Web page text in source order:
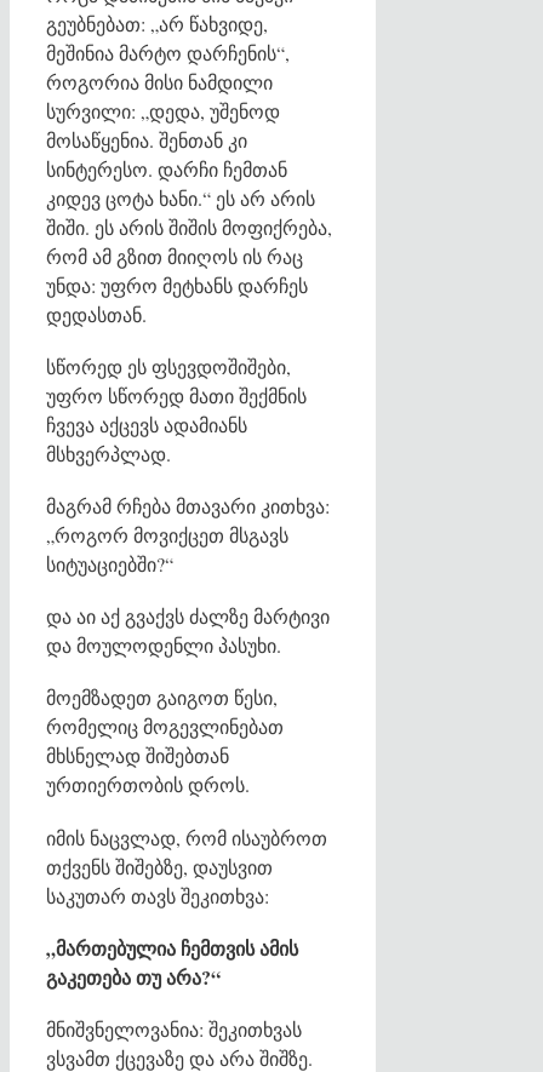
გეუბნებათ: „არ წახვიდე,
მეშინია მარტო დარჩენის“,
როგორია მისი ნამდილი
სურვილი: „დედა, უშენოდ
მოსაწყენია. შენთან კი
სინტერესო. დარჩი ჩემთან
კიდევ ცოტა ხანი.“ ეს არ არის
შიში. ეს არის შიშის მოფიქრება,
რომ ამ გზით მიიღოს ის რაც
უნდა: უფრო მეტხანს დარჩეს
დედასთან.
სწორედ ეს ფსევდოშიშები,
უფრო სწორედ მათი შექმნის
ჩვევა აქცევს ადამიანს
მსხვერპლად.
მაგრამ რჩება მთავარი კითხვა:
„როგორ მოვიქცეთ მსგავს
სიტუაციებში?“
და აი აქ გვაქვს ძალზე მარტივი
და მოულოდენლი პასუხი.
მოემზადეთ გაიგოთ წესი,
რომელიც მოგევლინებათ
მხსნელად შიშებთან
ურთიერთობის დროს.
იმის ნაცვლად, რომ ისაუბროთ
თქვენს შიშებზე, დაუსვით
საკუთარ თავს შეკითხვა:
„მართებულია ჩემთვის ამის
გაკეთება თუ არა?“
მნიშვნელოვანია: შეკითხვას
ვსვამთ ქცევაზე და არა შიშზე.